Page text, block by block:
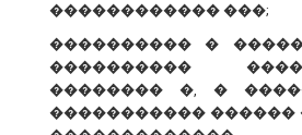
������������ ���;
���������� �
����������
�������� �, �
����������� ������